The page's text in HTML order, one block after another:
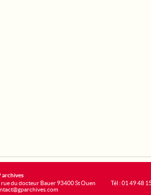
archives
rue du docteur Bauer 93400 St Ouen
Tél : 01 49 48